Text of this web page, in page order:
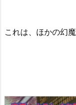
これは、ほかの幻